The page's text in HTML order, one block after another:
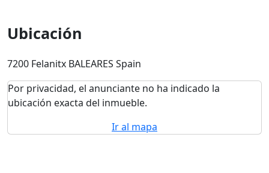
Ubicación
7200 Felanitx BALEARES Spain
Por privacidad, el anunciante no ha indicado la
ubicación exacta del inmueble.
Ir al mapa